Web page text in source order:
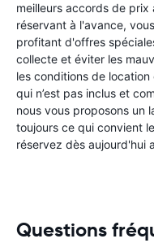
meilleurs accords de prix
réservant à l'avance,
profitant d'offres
collecte et éviter les
les conditions de
qui n’est pas inclus et
nous vous proposons un
toujours ce qui convient
réservez dès aujourd'hui
Questions